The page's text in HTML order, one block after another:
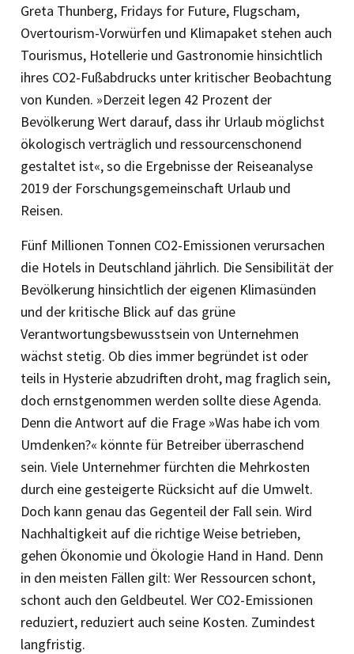
Greta Thunberg, Fridays for Future, Flugscham,
Overtourism-Vorwürfen und Klimapaket stehen auch
Tourismus, Hotellerie und Gastronomie hinsichtlich
ihres CO2-Fußabdrucks unter kritischer Beobachtung
von Kunden. »Derzeit legen 42 Prozent der
Bevölkerung Wert darauf, dass ihr Urlaub möglichst
ökologisch verträglich und ressourcenschonend
gestaltet ist«, so die Ergebnisse der Reiseanalyse
2019 der Forschungsgemeinschaft Urlaub und
Reisen.
Fünf Millionen Tonnen CO2-Emissionen verursachen
die Hotels in Deutschland jährlich. Die Sensibilität der
Bevölkerung hinsichtlich der eigenen Klimasünden
und der kritische Blick auf das grüne
Verantwortungsbewusstsein von Unternehmen
wächst stetig. Ob dies immer begründet ist oder
teils in Hysterie abzudriften droht, mag fraglich sein,
doch ernstgenommen werden sollte diese Agenda.
Denn die Antwort auf die Frage »Was habe ich vom
Umdenken?« könnte für Betreiber überraschend
sein. Viele Unternehmer fürchten die Mehrkosten
durch eine gesteigerte Rücksicht auf die Umwelt.
Doch kann genau das Gegenteil der Fall sein. Wird
Nachhaltigkeit auf die richtige Weise betrieben,
gehen Ökonomie und Ökologie Hand in Hand. Denn
in den meisten Fällen gilt: Wer Ressourcen schont,
schont auch den Geldbeutel. Wer CO2-Emissionen
reduziert, reduziert auch seine Kosten. Zumindest
langfristig.